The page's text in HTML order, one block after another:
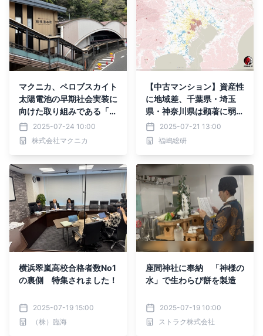
マクニカ、ペロブスカイト
太陽電池の早期社会実装に
向けた取り組みである「神
奈川県次世代型太陽電池普
及促進事業」に採択されま
した
2025-07-24 10:00
株式会社マクニカ
【中古マンション】資産性
に地域差、千葉県・埼玉
県・神奈川県は顕著に弱ま
る。資産性が高いのは都心
の極一部のエリア。
2025-07-21 13:00
福嶋総研
横浜翠嵐高校合格者数No1
の裏側 特集されました！
2025-07-19 15:00
（株）臨海
座間神社に奉納 「神様の
水」で生わらび餅を製造
2025-07-19 10:00
ストラク株式会社